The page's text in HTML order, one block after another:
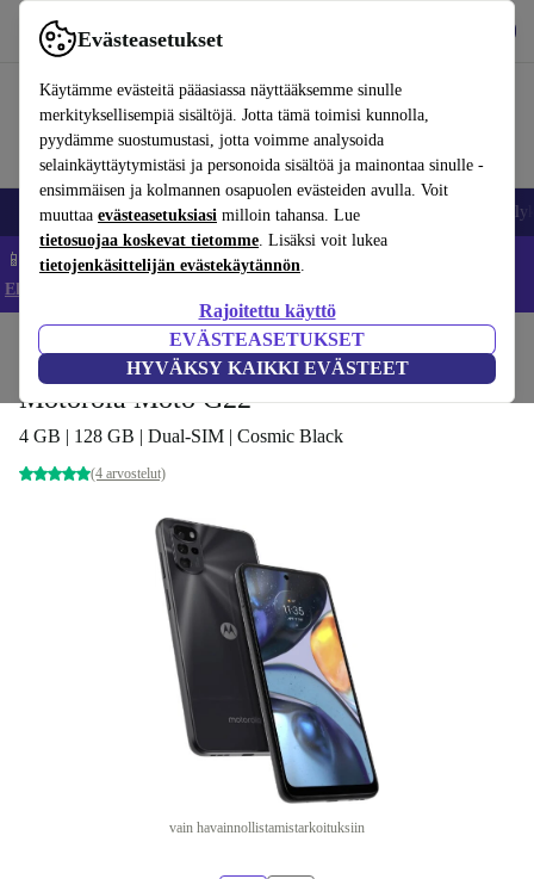
Evästeasetukset
Käytämme evästeitä pääasiassa näyttääksemme sinulle
merkityksellisempiä sisältöjä. Jotta tämä toimisi kunnolla,
pyydämme suostumustasi, jotta voimme analysoida
selainkäyttäytymistäsi ja personoida sisältöä ja mainontaa sinulle -
ensimmäisen ja kolmannen osapuolen evästeiden avulla. Voit
muuttaa evästeasetuksiasi milloin tahansa. Lue
tietosuojaa koskevat tietomme. Lisäksi voit lukea
tietojenkäsittelijän evästekäytännön.
Rajoitettu käyttö
EVÄSTEASETUKSET
HYVÄKSY KAIKKI EVÄSTEET
Käytä refurbed-palvelua nopeasti ja helposti
Matkapuhelimet ja älypuhelimet Kannettavat tietokoneet
📱 Säästä 5 % LISÄÄ iPhoneista – Koodi: IPHONEDEAL –
Ehdot ja säännöt
Matkapuhelimet ja älypuhelimet Motorola-puhelimet
Motorola Moto G22
4 GB | 128 GB | Dual-SIM | Cosmic Black
(4 arvostelut)
vain havainnollistamistarkoituksiin